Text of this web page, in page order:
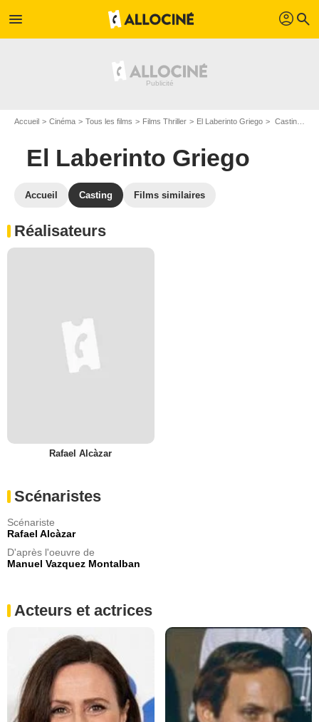
menu profil search
Accueil Cinéma Tous les films Films Thriller El Laberinto Griego Casting El Laberinto Griego
El Laberinto Griego
Accueil Casting Films similaires
Réalisateurs
Rafael Alcàzar
Scénaristes
Scénariste
Rafael Alcàzar
D'après l'oeuvre de
Manuel Vazquez Montalban
Acteurs et actrices